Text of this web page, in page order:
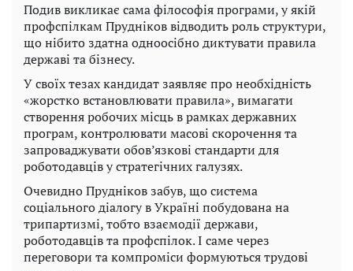
Подив викликає сама філософія програми, у якій
профспілкам Прудніков відводить роль структури,
що нібито здатна одноосібно диктувати правила
державі та бізнесу.
У своїх тезах кандидат заявляє про необхідність
«жорстко встановлювати правила», вимагати
створення робочих місць в рамках державних
програм, контролювати масові скорочення та
запроваджувати обов’язкові стандарти для
роботодавців у стратегічних галузях.
Очевидно Прудніков забув, що система
соціального діалогу в Україні побудована на
трипартизмі, тобто взаємодії держави,
роботодавців та профспілок. І саме через
переговори та компроміси формуються трудові